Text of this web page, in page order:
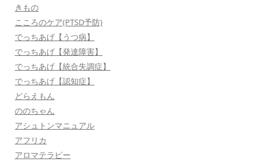
きもの
こころのケア(PTSD予防)
でっちあげ【うつ病】
でっちあげ【発達障害】
でっちあげ【統合失調症】
でっちあげ【認知症】
どらえもん
ののちゃん
アシュトンマニュアル
アフリカ
アロマテラピー